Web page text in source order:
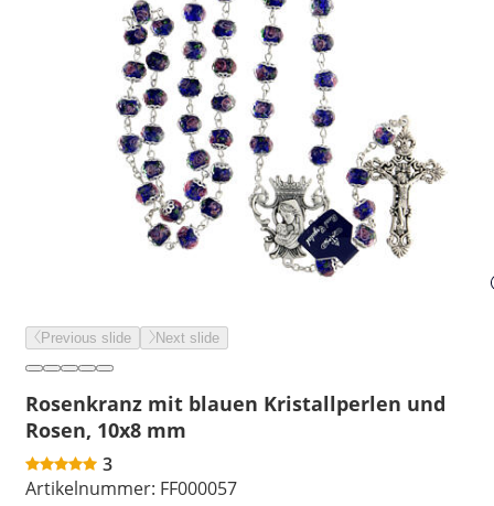
Previous slide Next slide
Rosenkranz mit blauen Kristallperlen und
Rosen, 10x8 mm
3
Artikelnummer: FF000057